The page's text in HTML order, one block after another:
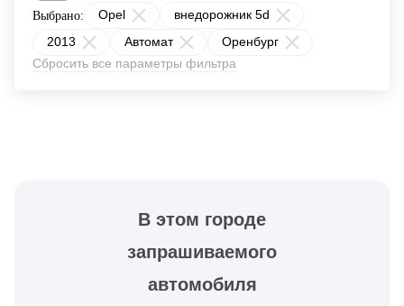
Выбрано: Opel
внедорожник 5d
2013
Автомат
Оренбург
Сбросить все параметры фильтра
В этом городе
запрашиваемого
автомобиля